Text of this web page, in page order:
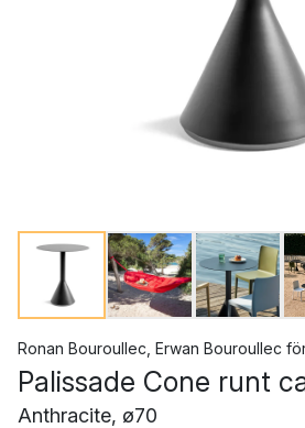
Ronan Bouroullec Erwan Bouroullec
Palissade Cone runt
Anthracite, ø70